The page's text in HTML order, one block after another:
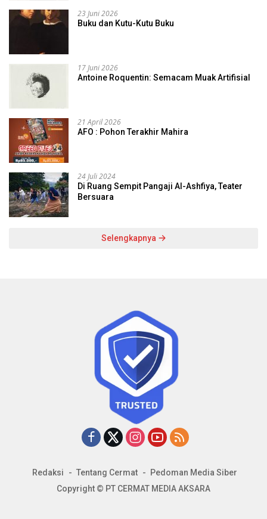
23 Juni 2026
Buku dan Kutu-Kutu Buku
17 Juni 2026
Antoine Roquentin: Semacam Muak Artifisial
21 April 2026
AFO : Pohon Terakhir Mahira
24 Juli 2024
Di Ruang Sempit Pangaji Al-Ashfiya, Teater
Bersuara
Selengkapnya
Redaksi Tentang Cermat
Pedoman Media Siber
Copyright © PT CERMAT MEDIA AKSARA